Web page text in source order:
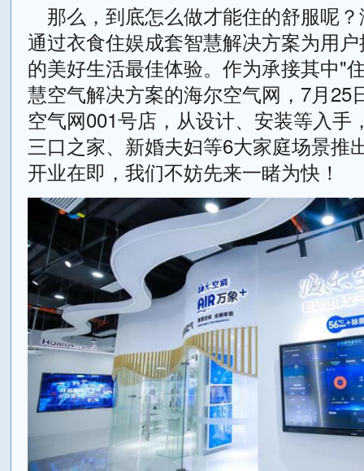
那么，到底怎么做才能住的舒服呢
通过衣食住娱成套智慧解决方案为用
的美好生活最佳体验。作为承接其中"
慧空气解决方案的海尔空气网，7月25
空气网001号店，从设计、安装等入手
三口之家、新婚夫妇等6大家庭场景推
开业在即，我们不妨先来一睹为快！